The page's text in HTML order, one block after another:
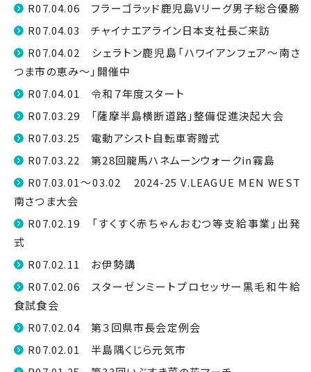
R07.04.06 フラーゴラッド鹿児島Vリーグ男子総合優勝
R07.04.03 チャイナエアライン日本支社長ご来訪
R07.04.02 シェラトン鹿児島「ハワイアンフェア〜南さ
つま市の恵み〜」開催中
R07.04.01 令和７年度スタート
R07.03.29 「薩摩半島横断道路」整備促進決起大会
R07.03.25 電動アシスト自転車寄贈式
R07.03.22 第28回龍馬ハネムーンウォークin霧島
R07.03.01～03.02 2024-25 V.LEAGUE MEN WEST
南さつま大会
R07.02.19 「すくすく赤ちゃんおむつ等支給事業」出発
式
R07.02.11 お伊勢講
R07.02.06 スターゼンミートプロセッサー黒毛和牛給
食試食会
R07.02.04 第３回県市長会定例会
R07.02.01 半島隅くじら元気市